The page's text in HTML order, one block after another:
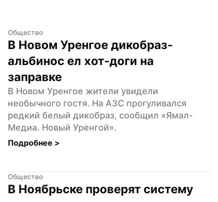
Общество
В Новом Уренгое дикобраз-
альбинос ел хот-доги на
заправке
В Новом Уренгое жители увидели
необычного гостя. На АЗС прогуливался
редкий белый дикобраз, сообщил «Ямал-
Медиа. Новый Уренгой».
Подробнее >
Общество
В Ноябрьске проверят систему